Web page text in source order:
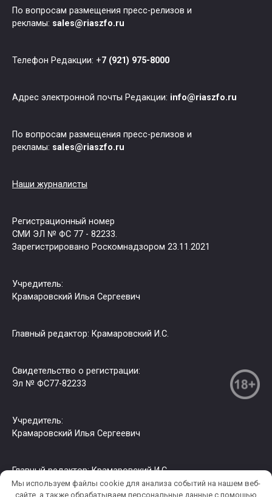
По вопросам размещения пресс-релизов и
рекламы: sales@riaszfo.ru
Телефон Редакции: +7 (921) 975-8000
Адрес электронной почты Редакции: info@riaszfo.ru
По вопросам размещения пресс-релизов и
рекламы: sales@riaszfo.ru
Наши журналисты
Регистрационный номер
СМИ ЭЛ № ФС 77 - 82233.
Зарегистрировано Роскомнадзором 23.11.2021
Учредитель:
Крамаровский Илья Сергеевич
Главный редактор: Крамаровский И.С.
Свидетельство о регистрации:
Эл № ФС77-82233
Учредитель:
Крамаровский Илья Сергеевич
Главный редактор: Крамаровский И.С.
Мы используем файлы cookie для анализа событий на нашем веб-
сайте, а также обрабатываем персональные данные с помощью